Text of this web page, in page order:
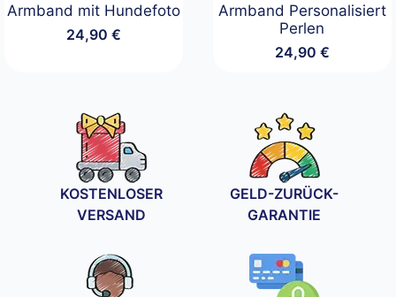
Armband mit Hundefoto
24,90€
Armband Personalisiert
Perlen
24,90 €
KOSTENLOSER
VERSAND
GELD-ZURÜCK-
GARANTIE